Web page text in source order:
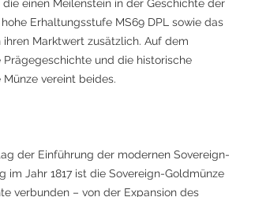
einen Meilenstein in der Geschichte der
Erhaltungsstufe MS69 DPL sowie das
Marktwert zusätzlich. Auf dem
und die historische
vereint beides.
der Einführung der modernen Sovereign-
im Jahr 1817 ist die Sovereign-Goldmünze
verbunden – von der Expansion des